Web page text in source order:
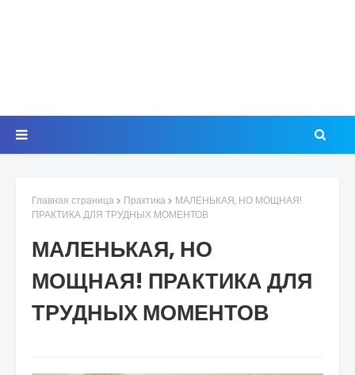
Главная страница Практика
МАЛЕНЬКАЯ, НО МОЩНАЯ!
ПРАКТИКА ДЛЯ ТРУДНЫХ МОМЕНТОВ
МАЛЕНЬКАЯ, НО
МОЩНАЯ! ПРАКТИКА ДЛЯ
ТРУДНЫХ МОМЕНТОВ